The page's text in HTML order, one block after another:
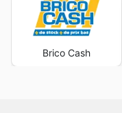
Brico Cash